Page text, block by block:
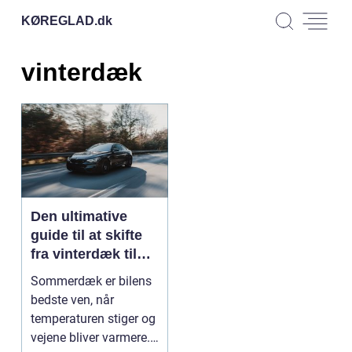
KØREGLAD.dk
vinterdæk
Den ultimative
guide til at skifte
fra vinterdæk til
sommerdæk!
Sommerdæk er bilens
bedste ven, når
temperaturen stiger og
vejene bliver varmere.